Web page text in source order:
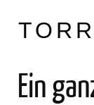
Ein